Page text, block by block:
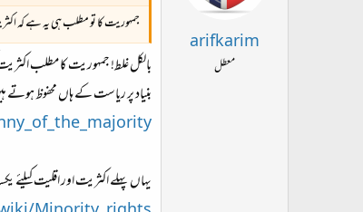
arifkarim
معطل
جمہوریت کا تو مطلب ہی یہ ہے کہ
بالکل غلط! جمہوریت کا مطلب
بنیاد پر ریاست کے ہاں محفوظ ہوتے
یہاں پہلے اکثریت اور اقلیت کیلئے